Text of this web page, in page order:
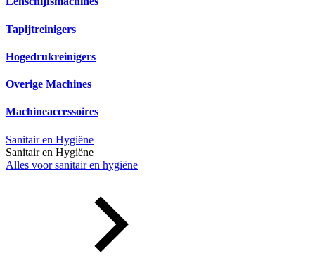
Tapijtreinigers
Hogedrukreinigers
Overige Machines
Machineaccessoires
Sanitair en Hygiëne
Sanitair en Hygiëne
Alles voor sanitair en hygiëne